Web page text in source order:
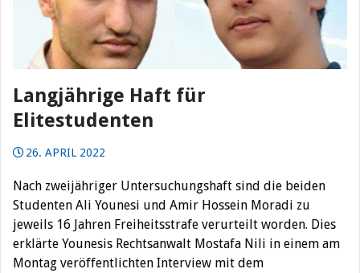
Langjährige Haft für
Elitestudenten
26. APRIL 2022
Nach zweijähriger Untersuchungshaft sind die beiden
Studenten Ali Younesi und Amir Hossein Moradi zu
jeweils 16 Jahren Freiheitsstrafe verurteilt worden. Dies
erklärte Younesis Rechtsanwalt Mostafa Nili in einem am
Montag veröffentlichten Interview mit dem